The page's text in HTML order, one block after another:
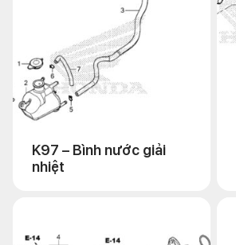
K97 – Bình nước giải
nhiệt